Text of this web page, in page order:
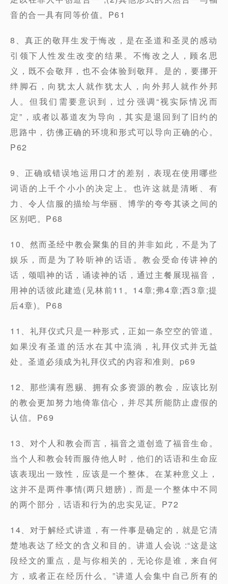
音的合一具有同等价值。P61
8、真正的敬拜生发于悔改，是在圣道和圣灵的感动
引领下人性发生改变的结果。不悔改之人，顾名思
义，既不会敬拜，也不会体验到敬拜。是的，要挪开
绊脚石，向犹太人就作犹太人，向外邦人就作外邦
人。但我们需要意识到，过分强调“视实际情况而
定”，或者以慕道友为导向，其实是退回到了旧约的
思路中，彷佛正确的环境和形式可以导向正确的心。
P62
9、正确或错误地运用口才的差别，表现在使用哪些
词语的上千个小小的决定上。也许这就是清晰、有
力、令人信服的描绘与华丽、博学的夸夸其谈之间的
区别吧。P68
10、然而圣经中教会聚集的目的并非如此，不是为了
娱乐，而是为了聆听神的话语。教会受命传讲神的
话，颂唱神的话，诵读神的话，通过主餐展现福音，
用神的话彼此建造(见林前11。14章;弗4章;西3章;提
后4章)。P68
11、礼拜仪式只是一种形式，正如一条空空的管道。
如果没有圣道的活水在其中流淌，礼拜仪式并无益
处。圣道必须成为礼拜仪式的内容和准则。p69
12、那些满有恩赐、拥有众多资源的教会，应该比别
的教会更加努力地倚靠信心，并尽其所能防止虚假的
认信。P69
13、对个人和教会而言，福音之道创造了福音生命。
当个人和教会转而服侍他人时，他们的话语和生命应
该表现出一致性，应该是一个整体。在某种意义上，
这并不是两件事情(两只翅膀)，而是一个整体中不同
的两个部分，话语和行为的忠实见证。P72
14、对于解经式讲道，有一件事是确定的，就是它清
楚地表达了经文的含义和目的。讲道人会说 :“这是这
段经文的重点，是与你相关的，无论你是谁，来自何
方，或者正在经历什么。”讲道人会集中自己所有的